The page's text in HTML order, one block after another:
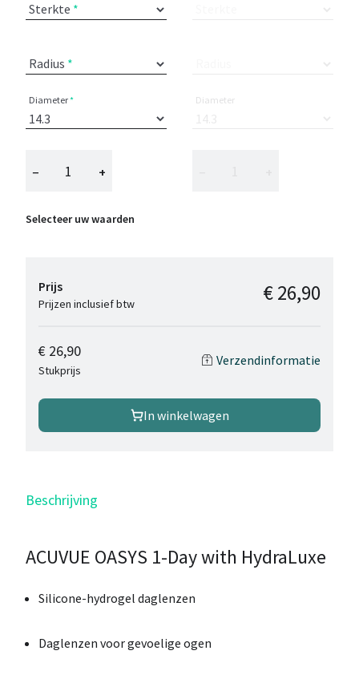
Sterkte
Radius
Diameter
− +
Selecteer uw waarden
Diameter
Prijs
Prijzen inclusief btw € 26,90
€ 26,90
Stukprijs
Verzendinformatie
In winkelwagen
Beschrijving
ACUVUE OASYS 1-Day with HydraLuxe
Silicone-hydrogel daglenzen
Daglenzen voor gevoelige ogen